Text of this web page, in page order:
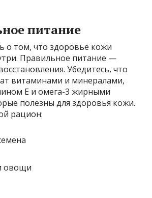
питание
о том, что здоровье кожи
Правильное питание —
Убедитесь, что
витаминами и минералами,
Е и омега-3 жирными
полезны для здоровья кожи.
рацион:
овощи